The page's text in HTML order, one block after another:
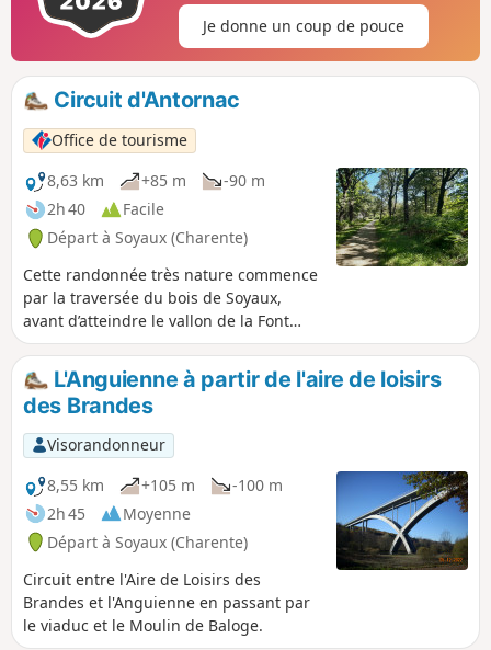
Je donne un coup de pouce
Circuit d'Antornac
Office de tourisme
8,63 km
+85 m
-90 m
2h 40
Facile
Départ à Soyaux (Charente)
Cette randonnée très nature commence
par la traversée du bois de Soyaux,
avant d’atteindre le vallon de la Font
Noire et de longer les falaises
d’Entreroches. Après le franchissement
de la porte Saint-Martial à Antornac,
c’est d’abord le logis de Montboulard,
puis le vieux bourg et l’église Saint-
Matthieu qui se dévoileront au
promeneur.
L'Anguienne à partir de l'aire de loisirs
des Brandes
Visorandonneur
8,55 km
+105 m
-100 m
2h 45
Moyenne
Départ à Soyaux (Charente)
Circuit entre l'Aire de Loisirs des
Brandes et l'Anguienne en passant par
le viaduc et le Moulin de Baloge.